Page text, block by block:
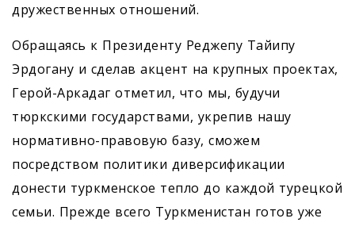
дружественных отношений.
Обращаясь к Президенту Реджепу Тайипу
Эрдогану и сделав акцент на крупных проектах,
Герой-Аркадаг отметил, что мы, будучи
тюркскими государствами, укрепив нашу
нормативно-правовую базу, сможем
посредством политики диверсификации
донести туркменское тепло до каждой турецкой
семьи. Прежде всего Туркменистан готов уже